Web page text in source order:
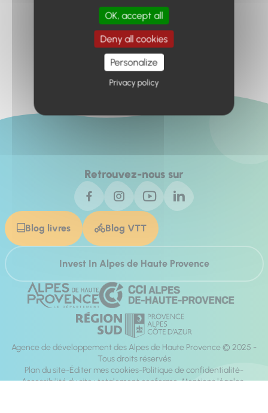
Retour à l'accueil
Retrouvez-nous sur
Blog livres Blog VTT
Invest In Alpes de Haute Provence
Agence de développement des Alpes de Haute Provence © 2025 -
Tous droits réservés
Plan du site Éditer mes cookies Politique de confidentialité
Accessibilité du site : totalement conforme Mentions légales
OK, accept all
Deny all cookies
Personalize
Privacy policy